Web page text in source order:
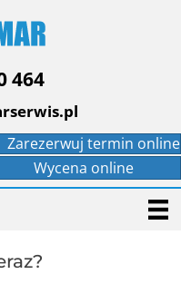
464
Zarezerwuj termin online
Wycena online